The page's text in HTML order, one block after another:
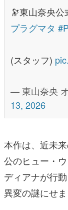
🔭東山奈央公
プラグマタ
(スタッフ)
— 東山奈央
13, 2026
本作は、近未
公のヒュー・
ディアナが行
異変の謎にせま